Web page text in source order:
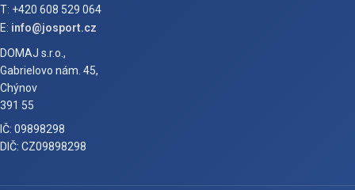
T: +420 608 529 064
E: info@josport.cz
DOMAJ s.r.o.,
Gabrielovo nám. 45,
Chýnov
391 55
IČ: 09898298
DIČ: CZ09898298